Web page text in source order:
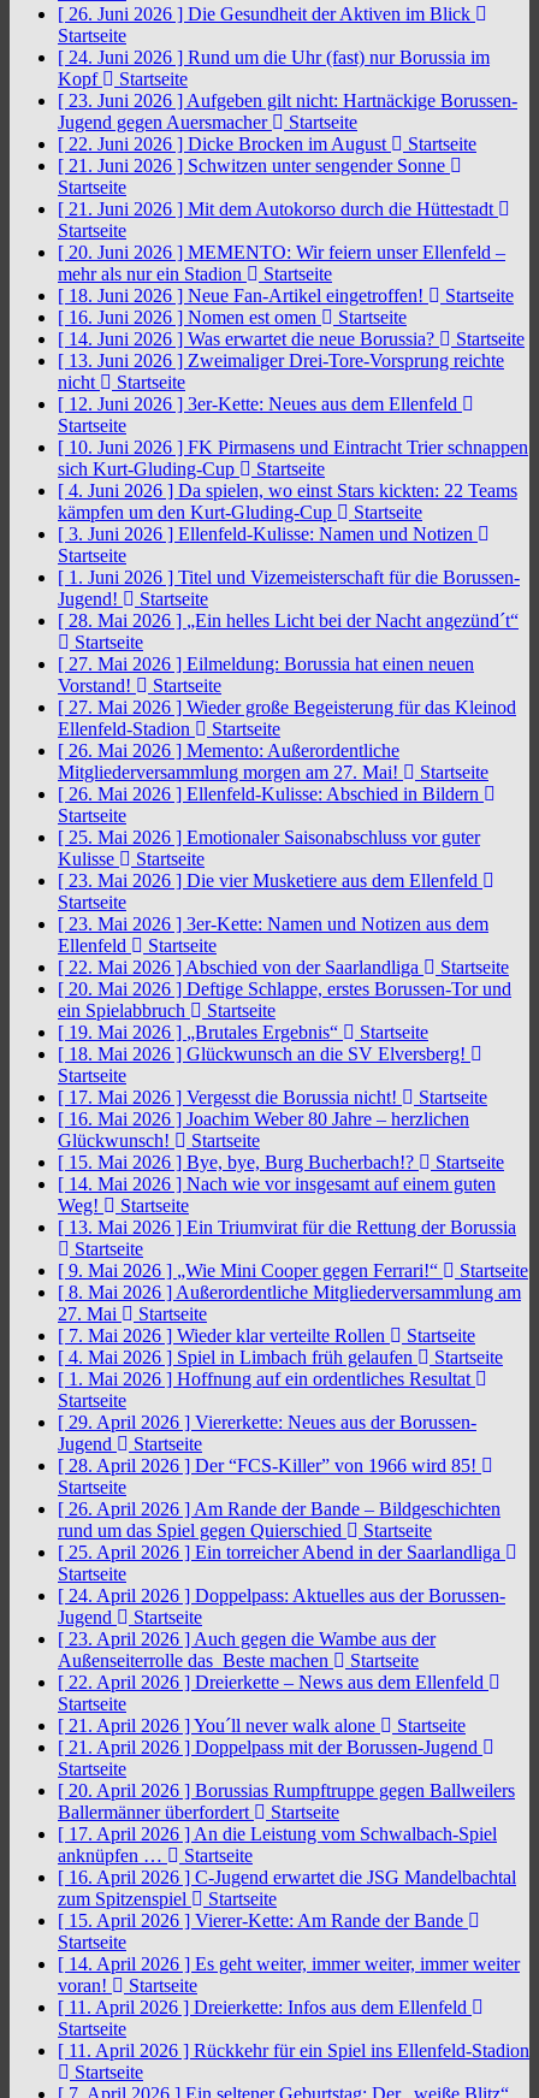
[ 26. Juni 2026 ] Die Gesundheit der Aktiven im Blick
Startseite
[ 24. Juni 2026 ] Rund um die Uhr (fast) nur Borussia im
Kopf
Startseite
[ 23. Juni 2026 ] Aufgeben gilt nicht: Hartnäckige Borussen-
Jugend gegen Auersmacher
Startseite
[ 22. Juni 2026 ] Dicke Brocken im August
Startseite
[ 21. Juni 2026 ] Schwitzen unter sengender Sonne
Startseite
[ 21. Juni 2026 ] Mit dem Autokorso durch die Hüttestadt
Startseite
[ 20. Juni 2026 ] MEMENTO: Wir feiern unser Ellenfeld –
mehr als nur ein Stadion
Startseite
[ 18. Juni 2026 ] Neue Fan-Artikel eingetroffen!
Startseite
[ 16. Juni 2026 ] Nomen est omen
Startseite
[ 14. Juni 2026 ] Was erwartet die neue Borussia?
Startseite
[ 13. Juni 2026 ] Zweimaliger Drei-Tore-Vorsprung reichte
nicht
Startseite
[ 12. Juni 2026 ] 3er-Kette: Neues aus dem Ellenfeld
Startseite
[ 10. Juni 2026 ] FK Pirmasens und Eintracht Trier schnappen
sich Kurt-Gluding-Cup
Startseite
[ 4. Juni 2026 ] Da spielen, wo einst Stars kickten: 22 Teams
kämpfen um den Kurt-Gluding-Cup
Startseite
[ 3. Juni 2026 ] Ellenfeld-Kulisse: Namen und Notizen
Startseite
[ 1. Juni 2026 ] Titel und Vizemeisterschaft für die Borussen-
Jugend!
Startseite
[ 28. Mai 2026 ] „Ein helles Licht bei der Nacht angezünd´t“
Startseite
[ 27. Mai 2026 ] Eilmeldung: Borussia hat einen neuen
Vorstand!
Startseite
[ 27. Mai 2026 ] Wieder große Begeisterung für das Kleinod
Ellenfeld-Stadion
Startseite
[ 26. Mai 2026 ] Memento: Außerordentliche
Mitgliederversammlung morgen am 27. Mai!
Startseite
[ 26. Mai 2026 ] Ellenfeld-Kulisse: Abschied in Bildern
Startseite
[ 25. Mai 2026 ] Emotionaler Saisonabschluss vor guter
Kulisse
Startseite
[ 23. Mai 2026 ] Die vier Musketiere aus dem Ellenfeld
Startseite
[ 23. Mai 2026 ] 3er-Kette: Namen und Notizen aus dem
Ellenfeld
Startseite
[ 22. Mai 2026 ] Abschied von der Saarlandliga
Startseite
[ 20. Mai 2026 ] Deftige Schlappe, erstes Borussen-Tor und
ein Spielabbruch
Startseite
[ 19. Mai 2026 ] „Brutales Ergebnis“
Startseite
[ 18. Mai 2026 ] Glückwunsch an die SV Elversberg!
Startseite
[ 17. Mai 2026 ] Vergesst die Borussia nicht!
Startseite
[ 16. Mai 2026 ] Joachim Weber 80 Jahre – herzlichen
Glückwunsch!
Startseite
[ 15. Mai 2026 ] Bye, bye, Burg Bucherbach!?
Startseite
[ 14. Mai 2026 ] Nach wie vor insgesamt auf einem guten
Weg!
Startseite
[ 13. Mai 2026 ] Ein Triumvirat für die Rettung der Borussia
Startseite
[ 9. Mai 2026 ] „Wie Mini Cooper gegen Ferrari!“
Startseite
[ 8. Mai 2026 ] Außerordentliche Mitgliederversammlung am
27. Mai
Startseite
[ 7. Mai 2026 ] Wieder klar verteilte Rollen
Startseite
[ 4. Mai 2026 ] Spiel in Limbach früh gelaufen
Startseite
[ 1. Mai 2026 ] Hoffnung auf ein ordentliches Resultat
Startseite
[ 29. April 2026 ] Viererkette: Neues aus der Borussen-
Jugend
Startseite
[ 28. April 2026 ] Der “FCS-Killer” von 1966 wird 85!
Startseite
[ 26. April 2026 ] Am Rande der Bande – Bildgeschichten
rund um das Spiel gegen Quierschied
Startseite
[ 25. April 2026 ] Ein torreicher Abend in der Saarlandliga
Startseite
[ 24. April 2026 ] Doppelpass: Aktuelles aus der Borussen-
Jugend
Startseite
[ 23. April 2026 ] Auch gegen die Wambe aus der
Außenseiterrolle das Beste machen
Startseite
[ 22. April 2026 ] Dreierkette – News aus dem Ellenfeld
Startseite
[ 21. April 2026 ]You´ll never walk alone
Startseite
[ 21. April 2026 ] Doppelpass mit der Borussen-Jugend
Startseite
[ 20. April 2026 ] Borussias Rumpftruppe gegen Ballweilers
Ballermänner überfordert
Startseite
[ 17. April 2026 ] An die Leistung vom Schwalbach-Spiel
anknüpfen …
Startseite
[ 16. April 2026 ] C-Jugend erwartet die JSG Mandelbachtal
zum Spitzenspiel
Startseite
[ 15. April 2026 ] Vierer-Kette: Am Rande der Bande
Startseite
[ 14. April 2026 ] Es geht weiter, immer weiter, immer weiter
voran!
Startseite
[ 11. April 2026 ] Dreierkette: Infos aus dem Ellenfeld
Startseite
[ 11. April 2026 ] Rückkehr für ein Spiel ins Ellenfeld-Stadion
Startseite
[ 7. April 2026 ] Ein seltener Geburtstag: Der „weiße Blitz“